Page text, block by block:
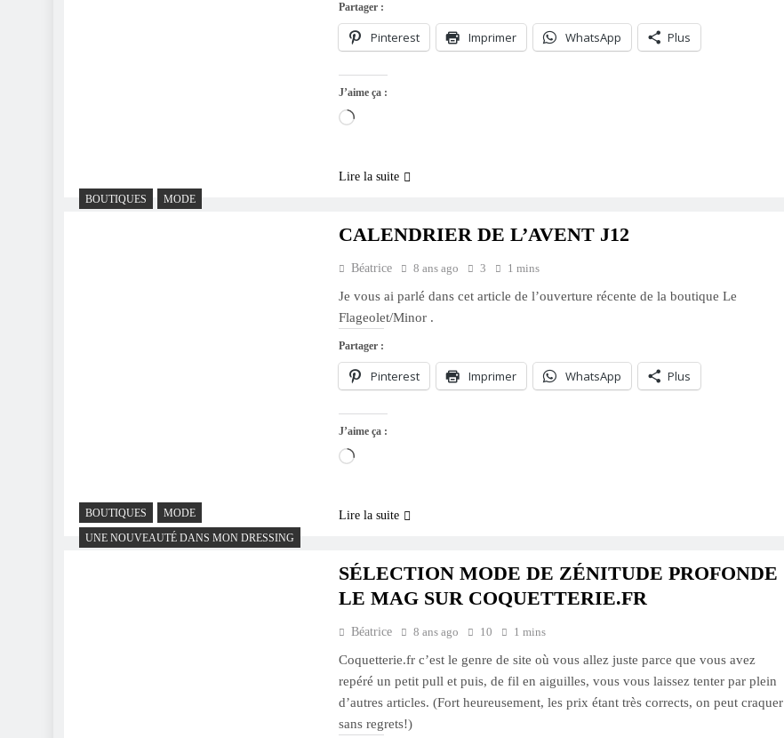
Partager :
Pinterest Imprimer WhatsApp Plus
J’aime ça :
Chargement…
Lire la suite
BOUTIQUES MODE
CALENDRIER DE L’AVENT J12
Béatrice 8 ans ago 3 1 mins
Je vous ai parlé dans cet article de l’ouverture récente de la boutique Le
Flageolet/Minor .
Partager :
Pinterest Imprimer WhatsApp Plus
J’aime ça :
Chargement…
Lire la suite
BOUTIQUES
MODE
UNE NOUVEAUTÉ DANS MON DRESSING
SÉLECTION MODE DE ZÉNITUDE PROFONDE
LE MAG SUR COQUETTERIE.FR
Béatrice 8 ans ago 10 1 mins
Coquetterie.fr c’est le genre de site où vous allez juste parce que vous avez
repéré un petit pull et puis, de fil en aiguilles, vous vous laissez tenter par plein
d’autres articles. (Fort heureusement, les prix étant très corrects, on peut craquer
sans regrets!)